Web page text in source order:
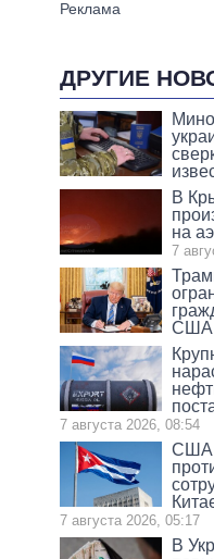
ДРУГИЕ
В
на
7
США
7 августа 2026, 08:54
США
7 августа 2026, 05:17
В